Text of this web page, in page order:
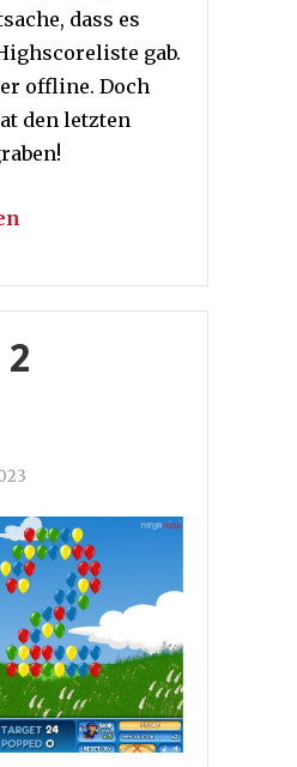
dass es
gab.
offline. Doch
den letzten